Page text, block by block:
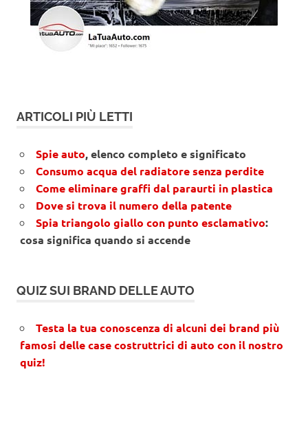
ARTICOLI PIÙ LETTI
Spie auto, elenco completo e significato
Consumo acqua del radiatore senza perdite
Come eliminare graffi dal paraurti in plastica
Dove si trova il numero della patente
Spia triangolo giallo con punto esclamativo:
cosa significa quando si accende
QUIZ SUI BRAND DELLE AUTO
Testa la tua conoscenza di alcuni dei brand più
famosi delle case costruttrici di auto con il nostro
quiz!